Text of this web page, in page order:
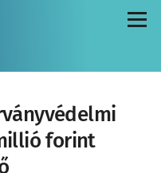
Menü
forint